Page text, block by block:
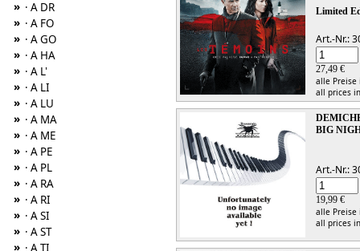
» · A DR
» · A FO
» · A GO
» · A HA
» · A L'
» · A LI
» · A LU
» · A MA
» · A ME
» · A PE
» · A PL
» · A RA
» · A RI
» · A SI
» · A ST
» · A TI
Limited
Art.-Nr.:
27,49 €
alle
all prices
BIG
Art.-Nr.:
19,99 €
alle
all prices